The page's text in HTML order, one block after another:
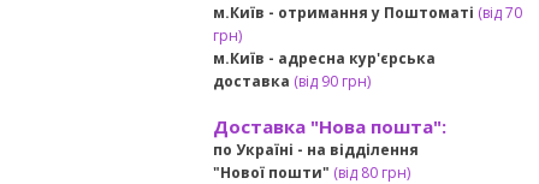
м.Київ - отримання у Поштоматі (від 70
грн)
м.Київ - адресна кур'єрська
доставка (від90 грн)
Доставка "Нова пошта":
по Україні - на відділення
"Нової пошти" (від 80 грн)